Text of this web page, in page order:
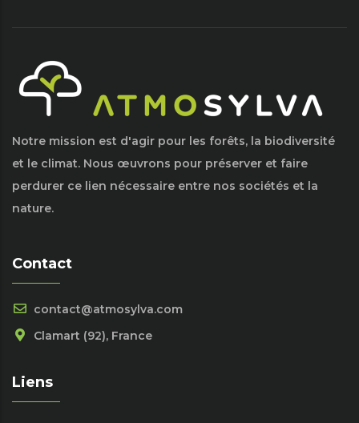
Notre mission est d'agir pour les forêts, la biodiversité
et le climat. Nous œuvrons pour préserver et faire
perdurer ce lien nécessaire entre nos sociétés et la
nature.
Contact
contact@atmosylva.com
Clamart (92), France
Liens